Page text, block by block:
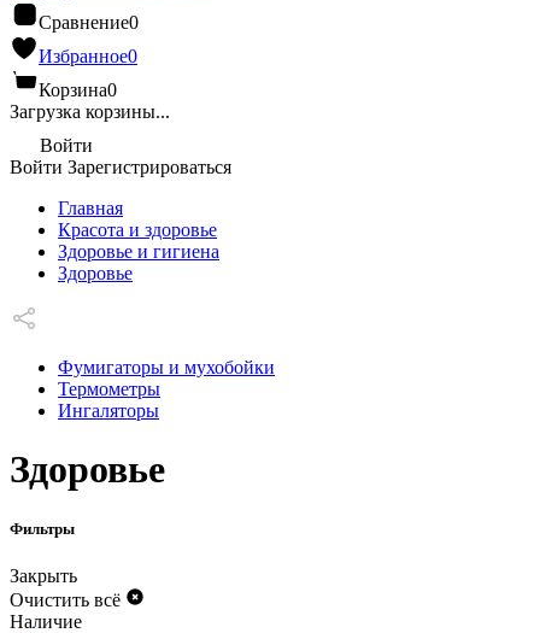
Сравнение0
Избранное0
Корзина0
Загрузка корзины...
Войти
Войти Зарегистрироваться
Главная
Красота и здоровье
Здоровье и гигиена
Здоровье
Фумигаторы и мухобойки
Термометры
Ингаляторы
Здоровье
Фильтры
Закрыть
Очистить всё
Наличие